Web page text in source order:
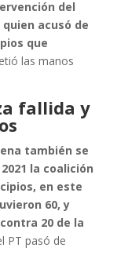
del
acusó de
que
las manos
fallida y
también se
la coalición
en este
60, y
20 de la
PT pasó de